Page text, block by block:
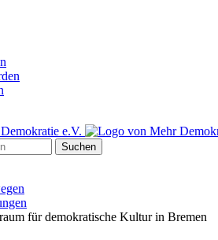
Suchen
für demokratische Kultur in Bremen